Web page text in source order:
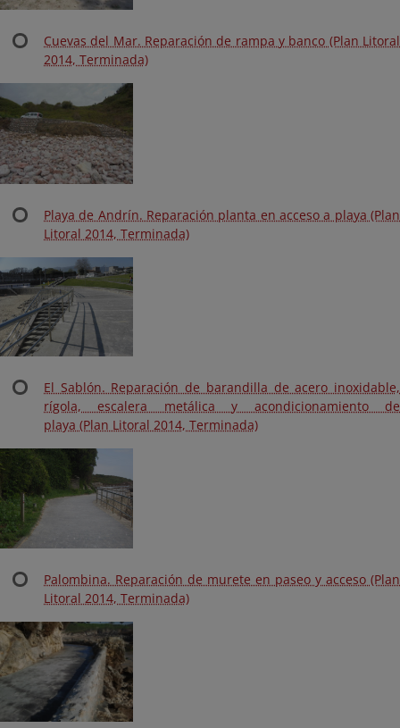
Cuevas del Mar. Reparación de rampa y banco (Plan Litoral
2014, Terminada)
Playa de Andrín. Reparación planta en acceso a playa (Plan
Litoral 2014, Terminada)
El Sablón. Reparación de barandilla de acero inoxidable,
rígola, escalera metálica y acondicionamiento de
playa (Plan Litoral 2014, Terminada)
Palombina. Reparación de murete en paseo y acceso (Plan
Litoral 2014, Terminada)